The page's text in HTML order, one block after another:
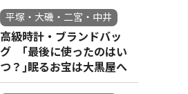
平塚・大磯・二宮・中井
高級時計・ブランドバッ
グ ｢最後に使ったのはい
つ？｣眠るお宝は大黒屋へ